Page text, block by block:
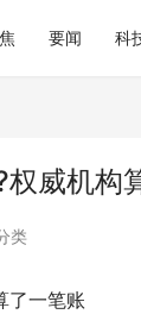
要闻 科
威机构
类
了一笔账
实践：上海仁爱医